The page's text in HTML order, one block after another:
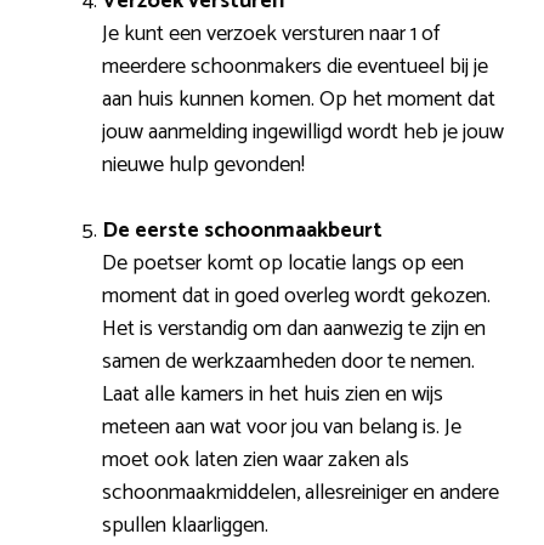
Je kunt een verzoek versturen naar 1 of
meerdere schoonmakers die eventueel bij je
aan huis kunnen komen. Op het moment dat
jouw aanmelding ingewilligd wordt heb je jouw
nieuwe hulp gevonden!
De eerste schoonmaakbeurt
De poetser komt op locatie langs op een
moment dat in goed overleg wordt gekozen.
Het is verstandig om dan aanwezig te zijn en
samen de werkzaamheden door te nemen.
Laat alle kamers in het huis zien en wijs
meteen aan wat voor jou van belang is. Je
moet ook laten zien waar zaken als
schoonmaakmiddelen, allesreiniger en andere
spullen klaarliggen.